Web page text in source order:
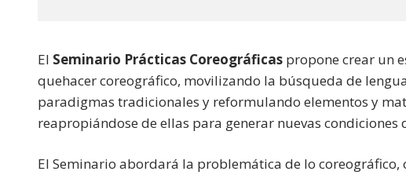
El Seminario Prácticas Coreográficas propone crear un
quehacer coreográfico, movilizando la búsqueda de
paradigmas tradicionales y reformulando elementos y
reapropiándose de ellas para generar nuevas
El Seminario abordará la problemática de lo